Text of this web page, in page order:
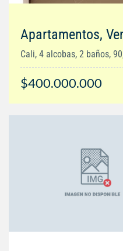
Apartamentos,
Cali, 4 alcobas, 2 baños,
$400.000.000